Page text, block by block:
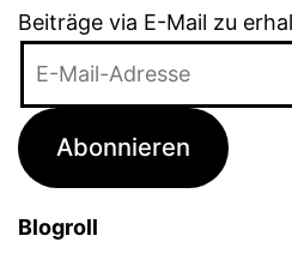
Beiträge via E-Mail zu
Adresse
Abonnieren
Blogroll